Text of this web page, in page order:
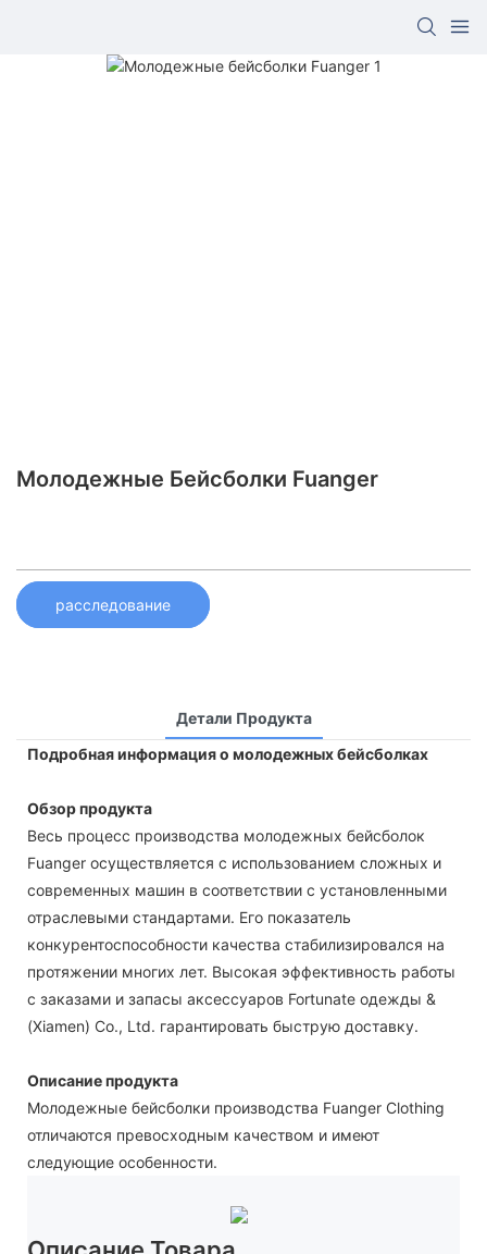
Молодежные Бейсболки Fuanger
расследование
Детали Продукта
Подробная информация о молодежных бейсболках
Обзор продукта
Весь процесс производства молодежных бейсболок
Fuanger осуществляется с использованием сложных и
современных машин в соответствии с установленными
отраслевыми стандартами. Его показатель
конкурентоспособности качества стабилизировался на
протяжении многих лет. Высокая эффективность работы
с заказами и запасы аксессуаров Fortunate одежды &
(Xiamen) Co., Ltd. гарантировать быструю доставку.
Описание продукта
Молодежные бейсболки производства Fuanger Clothing
отличаются превосходным качеством и имеют
следующие особенности.